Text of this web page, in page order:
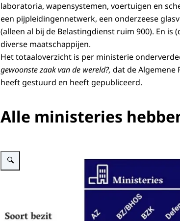
laboratoria, wapensystemen, voertuigen en
een pijpleidingennetwerk, een onderzeese
(alleen al bij de Belastingdienst ruim 900). En
diverse maatschappijen.
Het totaaloverzicht is per ministerie
gewoonste zaak van de wereld?, dat de Algemene
heeft gestuurd en heeft gepubliceerd.
Alle ministeries
Vergroot afbeelding Figuur persbericht zicht op rijksbezittingen